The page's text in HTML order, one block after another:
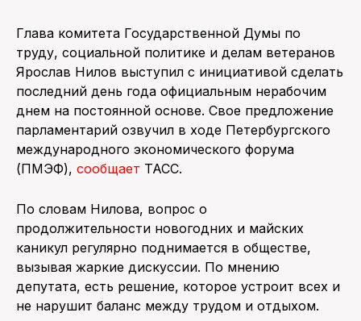
Глава комитета Государственной Думы по
труду, социальной политике и делам ветеранов
Ярослав Нилов выступил с инициативой сделать
последний день года официальным нерабочим
днем на постоянной основе. Свое предложение
парламентарий озвучил в ходе Петербургского
международного экономического форума
(ПМЭФ), сообщает ТАСС.
По словам Нилова, вопрос о
продолжительности новогодних и майских
каникул регулярно поднимается в обществе,
вызывая жаркие дискуссии. По мнению
депутата, есть решение, которое устроит всех и
не нарушит баланс между трудом и отдыхом.